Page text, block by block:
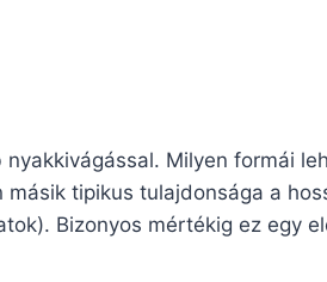
Milyen formái
tipikus tulajdonsága a
Bizonyos mértékig ez egy